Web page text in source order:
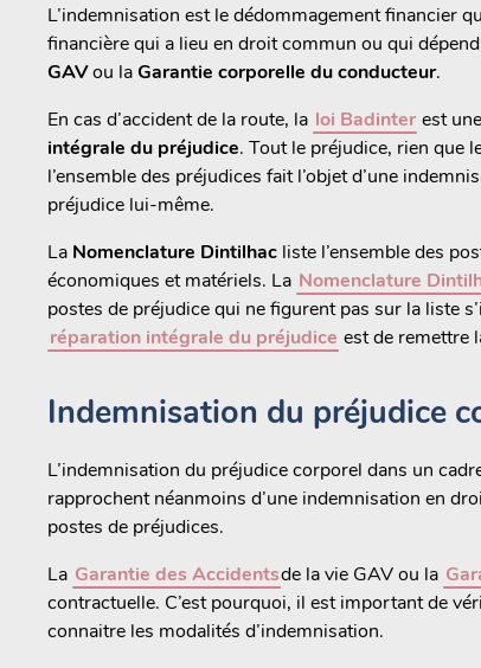
L’indemnisation est le dédommagement financier
financière qui a lieu en droit commun ou qui
GAVou laGarantie corporelle du conducteur.
En cas d’accident de la route, la loi Badinter est
intégrale du préjudice. Tout le préjudice, rien que
l’ensemble des préjudices fait l’objet d’une
préjudice lui-même.
La Nomenclature Dintilhac liste l’ensemble des
économiques et matériels. La Nomenclature
postes de préjudice qui ne figurent pas sur la liste
réparation intégrale du préjudice est de remettre
Indemnisation du préjudice
L’indemnisation du préjudice corporel dans un
rapprochent néanmoins d’une indemnisation en
postes de préjudices.
La Garantie des Accidentsde la vie GAV ou la
contractuelle. C’est pourquoi, il est important de
connaitre les modalités d’indemnisation.